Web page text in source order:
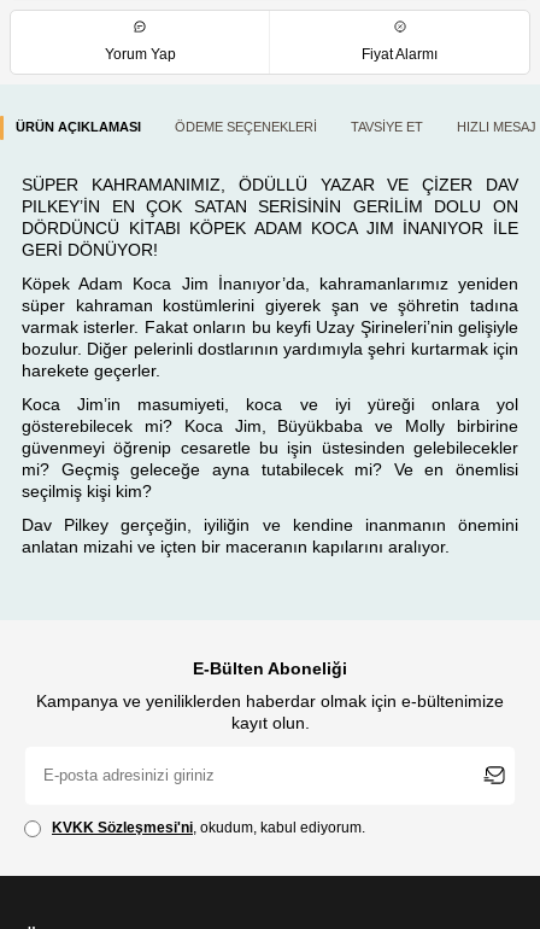
Yorum Yap Fiyat Alarmı
ÜRÜN AÇIKLAMASI ÖDEME SEÇENEKLERI TAVSIYE ET HIZLI MESAJ
SÜPER KAHRAMANIMIZ, ÖDÜLLÜ YAZAR VE ÇİZER DAV
PILKEY’İN EN ÇOK SATAN SERİSİNİN GERİLİM DOLU ON
DÖRDÜNCÜ KİTABI KÖPEK ADAM KOCA JIM İNANIYOR İLE
GERİ DÖNÜYOR!
Köpek Adam Koca Jim İnanıyor’da, kahramanlarımız yeniden
süper kahraman kostümlerini giyerek şan ve şöhretin tadına
varmak isterler. Fakat onların bu keyfi Uzay Şirineleri’nin gelişiyle
bozulur. Diğer pelerinli dostlarının yardımıyla şehri kurtarmak için
harekete geçerler.
Koca Jim’in masumiyeti, koca ve iyi yüreği onlara yol
gösterebilecek mi? Koca Jim, Büyükbaba ve Molly birbirine
güvenmeyi öğrenip cesaretle bu işin üstesinden gelebilecekler
mi? Geçmiş geleceğe ayna tutabilecek mi? Ve en önemlisi
seçilmiş kişi kim?
Dav Pilkey gerçeğin, iyiliğin ve kendine inanmanın önemini
anlatan mizahi ve içten bir maceranın kapılarını aralıyor.
E-Bülten Aboneliği
Kampanya ve yeniliklerden haberdar olmak için e-bültenimize
kayıt olun.
KVKK Sözleşmesi'ni , okudum, kabul ediyorum.